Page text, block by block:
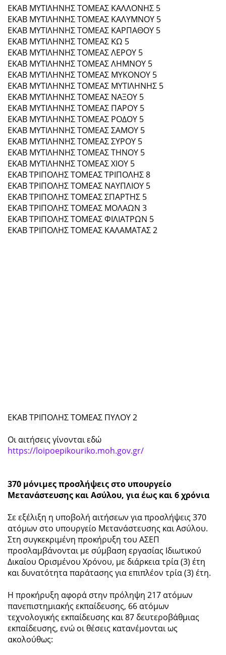
ΕΚΑΒ ΜΥΤΙΛΗΝΗΣ ΤΟΜΕΑΣ ΚΑΛΛΟΝΗΣ 5
ΕΚΑΒ ΜΥΤΙΛΗΝΗΣ ΤΟΜΕΑΣ ΚΑΛΥΜΝΟΥ 5
ΕΚΑΒ ΜΥΤΙΛΗΝΗΣ ΤΟΜΕΑΣ ΚΑΡΠΑΘΟΥ 5
ΕΚΑΒ ΜΥΤΙΛΗΝΗΣ ΤΟΜΕΑΣ ΚΩ 5
ΕΚΑΒ ΜΥΤΙΛΗΝΗΣ ΤΟΜΕΑΣ ΛΕΡΟΥ 5
ΕΚΑΒ ΜΥΤΙΛΗΝΗΣ ΤΟΜΕΑΣ ΛΗΜΝΟΥ 5
ΕΚΑΒ ΜΥΤΙΛΗΝΗΣ ΤΟΜΕΑΣ ΜΥΚΟΝΟΥ 5
ΕΚΑΒ ΜΥΤΙΛΗΝΗΣ ΤΟΜΕΑΣ ΜΥΤΙΛΗΝΗΣ 5
ΕΚΑΒ ΜΥΤΙΛΗΝΗΣ ΤΟΜΕΑΣ ΝΑΞΟΥ 5
ΕΚΑΒ ΜΥΤΙΛΗΝΗΣ ΤΟΜΕΑΣ ΠΑΡΟΥ 5
ΕΚΑΒ ΜΥΤΙΛΗΝΗΣ ΤΟΜΕΑΣ ΡΟΔΟΥ 5
ΕΚΑΒ ΜΥΤΙΛΗΝΗΣ ΤΟΜΕΑΣ ΣΑΜΟΥ 5
ΕΚΑΒ ΜΥΤΙΛΗΝΗΣ ΤΟΜΕΑΣ ΣΥΡΟΥ 5
ΕΚΑΒ ΜΥΤΙΛΗΝΗΣ ΤΟΜΕΑΣ ΤΗΝΟΥ 5
ΕΚΑΒ ΜΥΤΙΛΗΝΗΣ ΤΟΜΕΑΣ ΧΙΟΥ 5
ΕΚΑΒ ΤΡΙΠΟΛΗΣ ΤΟΜΕΑΣ ΤΡΙΠΟΛΗΣ 8
ΕΚΑΒ ΤΡΙΠΟΛΗΣ ΤΟΜΕΑΣ ΝΑΥΠΛΙΟΥ 5
ΕΚΑΒ ΤΡΙΠΟΛΗΣ ΤΟΜΕΑΣ ΣΠΑΡΤΗΣ 5
ΕΚΑΒ ΤΡΙΠΟΛΗΣ ΤΟΜΕΑΣ ΜΟΛΑΩΝ 3
ΕΚΑΒ ΤΡΙΠΟΛΗΣ ΤΟΜΕΑΣ ΦΙΛΙΑΤΡΩΝ 5
ΕΚΑΒ ΤΡΙΠΟΛΗΣ ΤΟΜΕΑΣ ΚΑΛΑΜΑΤΑΣ 2
ΕΚΑΒ ΤΡΙΠΟΛΗΣ ΤΟΜΕΑΣ ΠΥΛΟΥ 2
Οι αιτήσεις γίνονται εδώ
https://loipoepikouriko.moh.gov.gr/
370 μόνιμες προσλήψεις στο υπουργείο
Μετανάστευσης και Ασύλου, για έως και 6 χρόνια
Σε εξέλιξη η υποβολή αιτήσεων για προσλήψεις 370
ατόμων στο υπουργείο Μετανάστευσης και Ασύλου.
Στη συγκεκριμένη προκήρυξη του ΑΣΕΠ
προσλαμβάνονται με σύμβαση εργασίας Ιδιωτικού
Δικαίου Ορισμένου Χρόνου, με διάρκεια τρία (3) έτη
και δυνατότητα παράτασης για επιπλέον τρία (3) έτη.
Η προκήρυξη αφορά στην πρόληψη 217 ατόμων
πανεπιστημιακής εκπαίδευσης, 66 ατόμων
τεχνολογικής εκπαίδευσης και 87 δευτεροβάθμιας
εκπαίδευσης, ενώ οι θέσεις κατανέμονται ως
ακολούθως: